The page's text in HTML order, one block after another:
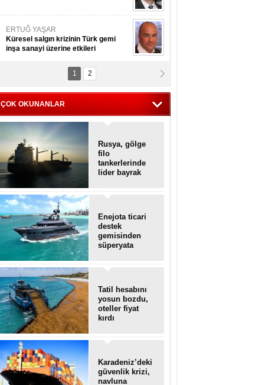
ERTUĞ YAŞAR
Küresel salgın krizinin Türk gemi
inşa sanayi üzerine etkileri
Kpt. MESUT AZMİ GÖKSOY
ithafen...
1 2
ÇOK OKUNANLAR
Rusya, gölge
filo
tankerlerinde
lider bayrak
Enejota ticari
destek
gemisinden
süperyata
Tatil hesabını
yosun bozdu,
oteller fiyat
kırdı
Karadeniz’deki
güvenlik krizi,
navluna